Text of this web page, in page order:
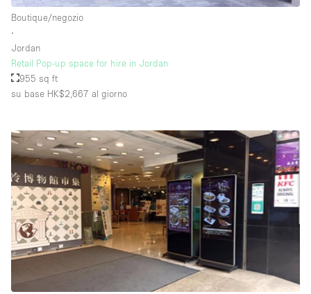
Raw
Smoking Area
Soundproof
Stile Haussmann
Terrace
Tetto / Terrazza
Vetrina
Vista incredibile
Water Access
Boutique/negozio
∙
Jordan
Retail Pop-up space for hire in Jordan
955 sq ft
su base HK$2,667 al giorno